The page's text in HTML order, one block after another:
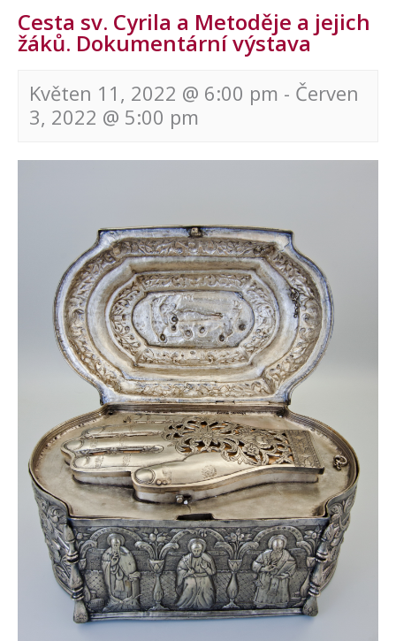
Cesta sv. Cyrila a Metoděje a jejich
žáků. Dokumentární výstava
Květen 11, 2022 @ 6:00 pm - Červen
3, 2022 @ 5:00 pm
Navigace